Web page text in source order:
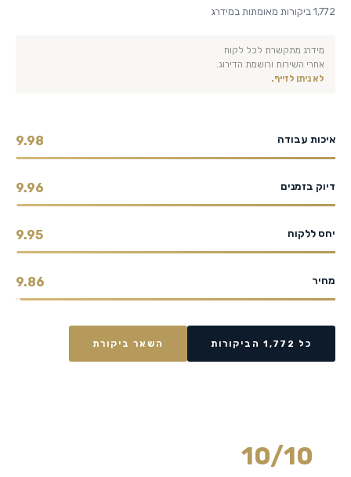
1,772 ביקורות מאומתות במידרג
מידרג מתקשרת לכל לקוח
אחרי השירות ורושמת הדירוג.
לא ניתן לזייף.
איכות עבודה 9.98
דיוק בזמנים 9.96
יחס ללקוח 9.95
מחיר 9.86
כל 1,772 הביקורות השאר ביקורת
10/10